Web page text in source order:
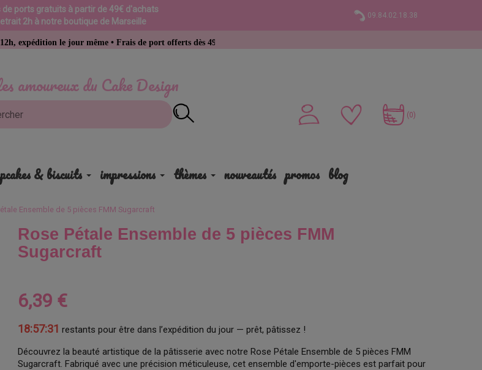
de ports gratuits à partir de 49€ d'achats
2h à notre boutique de Marseille
09.84.02.18.38
amoureux du Cake Design
le jour même • Frais de port offerts dès 49 € d’achat
(0)
& biscuits impressions thèmes nouveautés promos blog
Ensemble de 5 pièces FMM Sugarcraft
Rose Pétale Ensemble de 5 pièces FMM
Sugarcraft
6,39 €
18:57:30 restants pour être dans l’expédition du jour — prêt, pâtissez !
Découvrez la beauté artistique de la pâtisserie avec notre Rose Pétale Ensemble de 5 pièces FMM
Sugarcraft. Fabriqué avec une précision méticuleuse, cet ensemble d'emporte-pièces est parfait pour